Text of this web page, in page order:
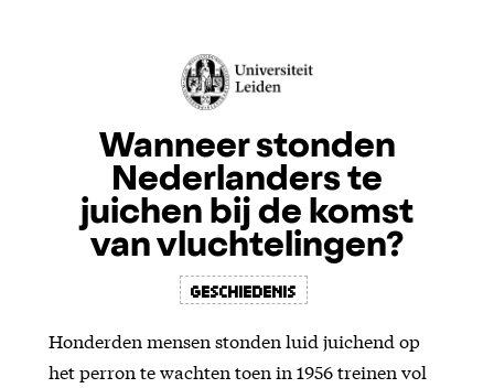
Wanneer stonden
Nederlanders te
juichen bij de komst
van vluchtelingen?
Geschiedenis
Honderden mensen stonden luid juichend op
het perron te wachten toen in 1956 treinen vol